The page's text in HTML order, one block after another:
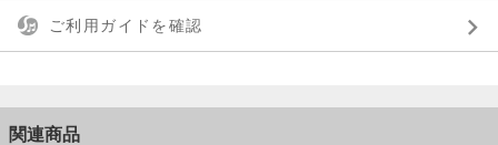
ご利用ガイドを確認
関連商品